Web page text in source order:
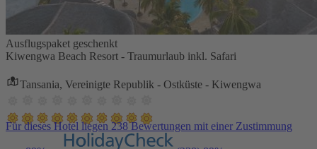
Ausflugspaket geschenkt
Kiwengwa Beach Resort - Traumurlaub inkl. Safari
Tansania, Vereinigte Republik - Ostküste - Kiwengwa
Für dieses Hotel liegen 238 Bewertungen mit einer Zustimmung